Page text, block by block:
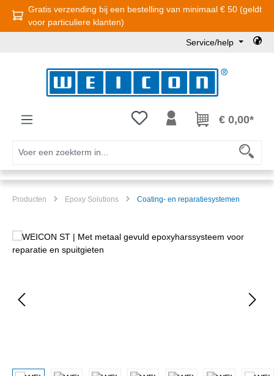
Ga naar de hoofdinhoud
Gratis verzending bij een bestelling van minimaal € 50 (geldt
voor particuliere klanten)
Service/help
Je hebt 0 items op je€ 0,00*
Producten Epoxy Solutions Coating- en reparatiesystemen
Afbeeldingengalerij overslaan